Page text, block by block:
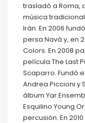
trasladó a Roma,
música
Irán. En 2006
persa Navà y, en
Colors. En 2008
película The Last
Scaparro. Fundó
Andrea Piccioni y
álbum Yar
Esquilino Young
percusión. En